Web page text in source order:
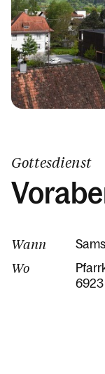
Gottesdienst
Wann
Wo